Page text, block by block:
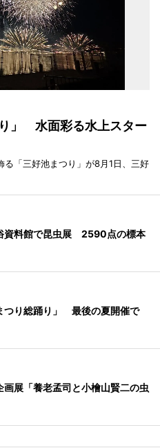
」 水面彩る水上スター
「三好池まつり」が8月1日、三好
資料館で昆虫展 2590点の標本
つり総踊り」 最後の夏開催で
画展「養老孟司と小檜山賢二の虫